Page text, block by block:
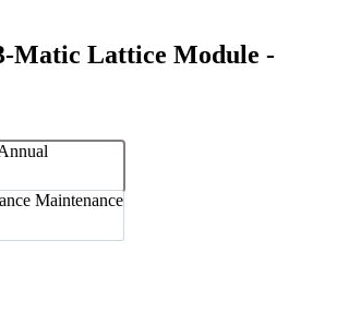
Matic Lattice Module -
Maintenance